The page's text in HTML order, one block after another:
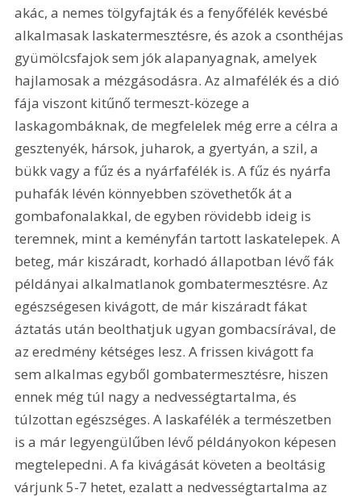
akác, a nemes tölgyfajták és a fenyőfélék kevésbé
alkalmasak laskatermesztésre, és azok a csonthéjas
gyümölcsfajok sem jók alapanyagnak, amelyek
hajlamosak a mézgásodásra. Az almafélék és a dió
fája viszont kitűnő termeszt-közege a
laskagombáknak, de megfelelek még erre a célra a
gesztenyék, hársok, juharok, a gyertyán, a szil, a
bükk vagy a fűz és a nyárfafélék is. A fűz és nyárfa
puhafák lévén könnyebben szövethetők át a
gombafonalakkal, de egyben rövidebb ideig is
teremnek, mint a keményfán tartott laskatelepek. A
beteg, már kiszáradt, korhadó állapotban lévő fák
példányai alkalmatlanok gombatermesztésre. Az
egészségesen kivágott, de már kiszáradt fákat
áztatás után beolthatjuk ugyan gombacsírával, de
az eredmény kétséges lesz. A frissen kivágott fa
sem alkalmas egyből gombatermesztésre, hiszen
ennek még túl nagy a nedvességtartalma, és
túlzottan egészséges. A laskafélék a természetben
is a már legyengülűben lévő példányokon képesen
megtelepedni. A fa kivágását követen a beoltásig
várjunk 5-7 hetet, ezalatt a nedvességtartalma az